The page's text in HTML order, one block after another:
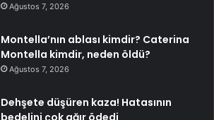
Ağustos 7, 2026
Montella’nın ablası kimdir? Caterina
Montella kimdir, neden öldü?
Ağustos 7, 2026
Dehşete düşüren kaza! Hatasının